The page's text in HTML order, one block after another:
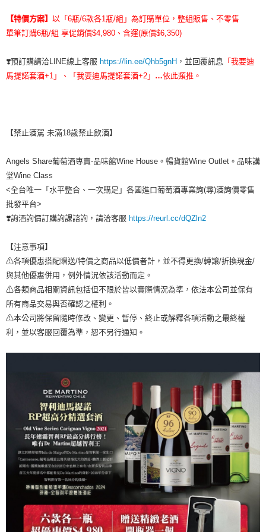
【特價方案】 以「6瓶/6款各1瓶/組」為訂購單位，整組販售、不零售
單筆訂購6瓶/組 享促銷價$4,980、含運(原價$6,350)
❣️預訂購請洽LINE線上客服 https://lin.ee/Qhb5gnH ，並回覆訊息 「我要迪
馬提諾套酒+1」、「我要迪馬提諾套酒+2」 …依此類推。
【禁止酒駕 未滿18歲禁止飲酒】
Angels Share葡萄酒專賣-品味館Wine House。暢貨館Wine Outlet。品味講
堂Wine Class
<全台唯一「水平整合、一次購足」各國進口葡萄酒專業詢(尋)酒詢價零售
批發平台>
❣️詢酒詢價訂購詢課諮詢，請洽客服 https://reurl.cc/dQZln2
【注意事項】
⚠各項優惠搭配贈送/特價之商品以低價者計，並不得更換/轉讓/折換現金/
與其他優惠併用，例外情況依該活動而定。
⚠各類商品相關資訊包括但不限於皆以實際情況為準，依法本公司並保有
所有商品交易與否確認之權利。
⚠本公司將保留隨時修改、變更、暫停、終止或解釋各項活動之最終權
利，並以客服回覆為準，恕不另行通知。